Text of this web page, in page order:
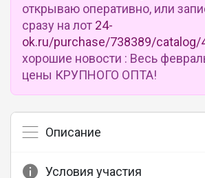
открываю оперативно, или
сразу на лот 24-
ok.ru/purchase/738389/catalog/
хорошие новости : Весь
цены КРУПНОГО ОПТА!
Описание
Условия участия